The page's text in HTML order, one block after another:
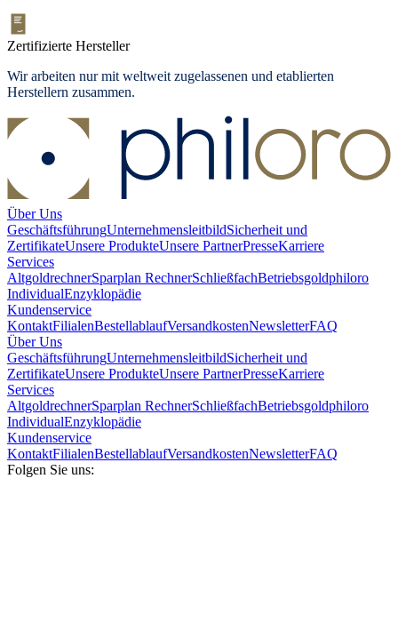
Zertifizierte Hersteller
Wir arbeiten nur mit weltweit zugelassenen und etablierten
Herstellern zusammen.
Über Uns
GeschäftsführungUnternehmensleitbildSicherheit und
ZertifikateUnsere ProdukteUnsere PartnerPresseKarriere
Services
AltgoldrechnerSparplan RechnerSchließfachBetriebsgoldphiloro
IndividualEnzyklopädie
Kundenservice
KontaktFilialenBestellablaufVersandkostenNewsletterFAQ
Über Uns
GeschäftsführungUnternehmensleitbildSicherheit und
ZertifikateUnsere ProdukteUnsere PartnerPresseKarriere
Services
AltgoldrechnerSparplan RechnerSchließfachBetriebsgoldphiloro
IndividualEnzyklopädie
Kundenservice
KontaktFilialenBestellablaufVersandkostenNewsletterFAQ
Folgen Sie uns: